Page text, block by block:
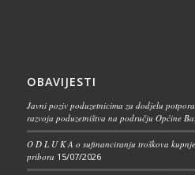
OBAVIJESTI
Javni poziv poduzetnicima za dodjelu
razvoja poduzetništva na području Općine
O D L U K A o sufinanciranju troškova
pribora 15/07/2026